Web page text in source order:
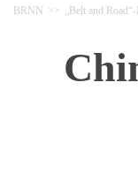
BRNN >> „Belt and